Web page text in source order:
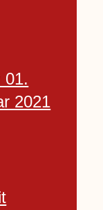
01.
2021